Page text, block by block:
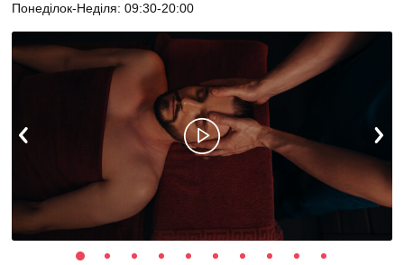
Понеділок-Неділя: 09:30-20:00